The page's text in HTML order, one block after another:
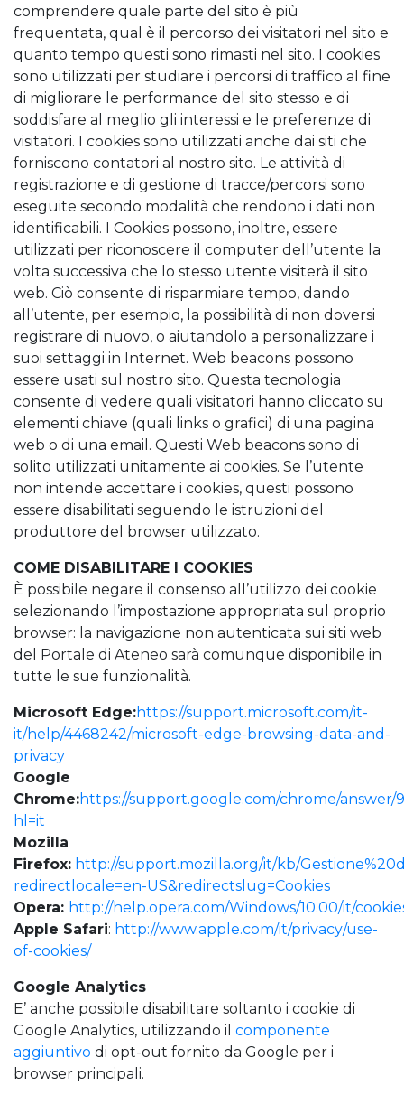
comprendere quale parte del sito è più
frequentata, qual è il percorso dei visitatori nel sito e
quanto tempo questi sono rimasti nel sito. I cookies
sono utilizzati per studiare i percorsi di traffico al fine
di migliorare le performance del sito stesso e di
soddisfare al meglio gli interessi e le preferenze di
visitatori. I cookies sono utilizzati anche dai siti che
forniscono contatori al nostro sito. Le attività di
registrazione e di gestione di tracce/percorsi sono
eseguite secondo modalità che rendono i dati non
identificabili. I Cookies possono, inoltre, essere
utilizzati per riconoscere il computer dell’utente la
volta successiva che lo stesso utente visiterà il sito
web. Ciò consente di risparmiare tempo, dando
all’utente, per esempio, la possibilità di non doversi
registrare di nuovo, o aiutandolo a personalizzare i
suoi settaggi in Internet. Web beacons possono
essere usati sul nostro sito. Questa tecnologia
consente di vedere quali visitatori hanno cliccato su
elementi chiave (quali links o grafici) di una pagina
web o di una email. Questi Web beacons sono di
solito utilizzati unitamente ai cookies. Se l’utente
non intende accettare i cookies, questi possono
essere disabilitati seguendo le istruzioni del
produttore del browser utilizzato.
COME DISABILITARE I COOKIES
È possibile negare il consenso all’utilizzo dei cookie
selezionando l’impostazione appropriata sul proprio
browser: la navigazione non autenticata sui siti web
del Portale di Ateneo sarà comunque disponibile in
tutte le sue funzionalità.
Microsoft Edge:https://support.microsoft.com/it-
it/help/4468242/microsoft-edge-browsing-data-and-
privacy
Google
Chrome:https://support.google.com/chrome/answer/
hl=it
Mozilla
Firefox: http://support.mozilla.org/it/kb/
redirectlocale=en-US&redirectslug=Cookies
Opera: http://help.opera.com/Windows/10.00/it/
Apple Safari: http://www.apple.com/it/privacy/use-
of-cookies/
Google Analytics
E’ anche possibile disabilitare soltanto i cookie di
Google Analytics, utilizzando il componente
aggiuntivo di opt-out fornito da Google per i
browser principali.